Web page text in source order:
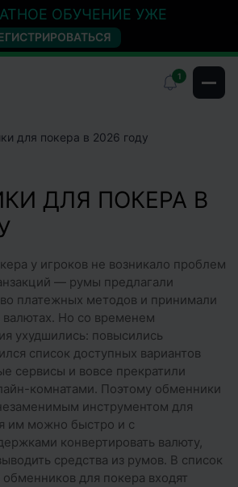
ОБУЧЕНИЕ УЖЕ
1
для покера в 2026 году
ДЛЯ ПОКЕРА В
у игроков не возникало проблем
— румы предлагали
платежных методов и принимали
валютах. Но со временем
ухудшились: повысились
список доступных вариантов
сервисы и вовсе прекратили
комнатами. Поэтому обменники
инструментом для
им можно быстро и с
конвертировать валюту,
средства из румов. В список
для покера входят